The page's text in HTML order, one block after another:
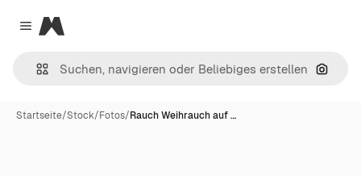
Close menu
Magnific
Nach
Startseite/Stock/Fotos/Rauch Weihrauch auf …